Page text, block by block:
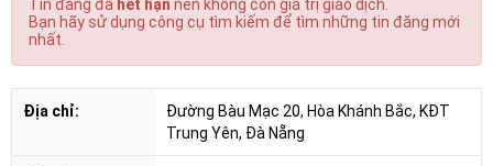
Tin đăng đã hết hạn nên không còn giá trị giao dịch.
Bạn hãy sử dụng công cụ tìm kiếm để tìm những tin đăng mới
nhất.
Địa chỉ:
Đường Bàu Mạc 20, Hòa Khánh Bắc, KĐT
Trung Yên, Đà Nẵng